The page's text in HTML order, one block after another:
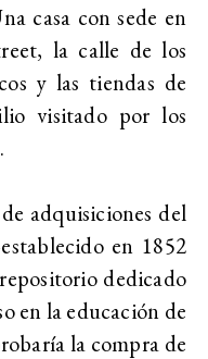
casa con sede en
la calle de los
y las tiendas de
visitado por los
adquisiciones del
en 1852
dedicado
en la educación de
la compra de